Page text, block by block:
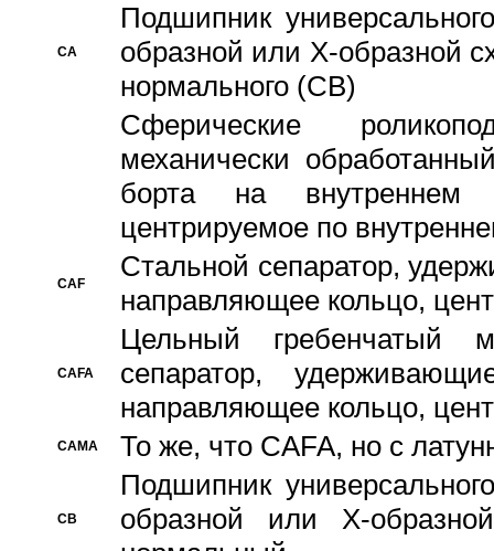
CA
Подшипник
образной или Х-образной
нормального (CB)
Сферические
механически
борта на внутреннем
центрируемое по
CAF
Стальной сепаратор,
направляющее кольцо,
CAFA
Цельный гребенчатый
сепаратор,
направляющее кольцо,
CAMA То же, что CAFA, но с
CB
Подшипник
образной или Х-